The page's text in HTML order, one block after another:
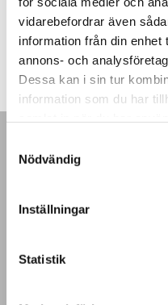
vidarebefordrar även
information från din
annons- och
Dessa kan i sin tur
information som du har
Nödvändig
Inställningar
Statistik
10,995.00 kr – 11,690.00